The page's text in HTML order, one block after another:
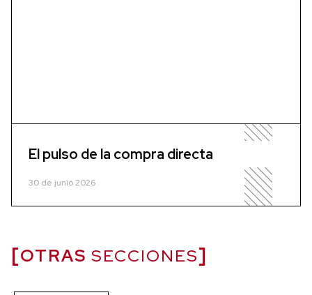
El pulso de la compra directa
30 de junio 2026
OTRAS SECCIONES